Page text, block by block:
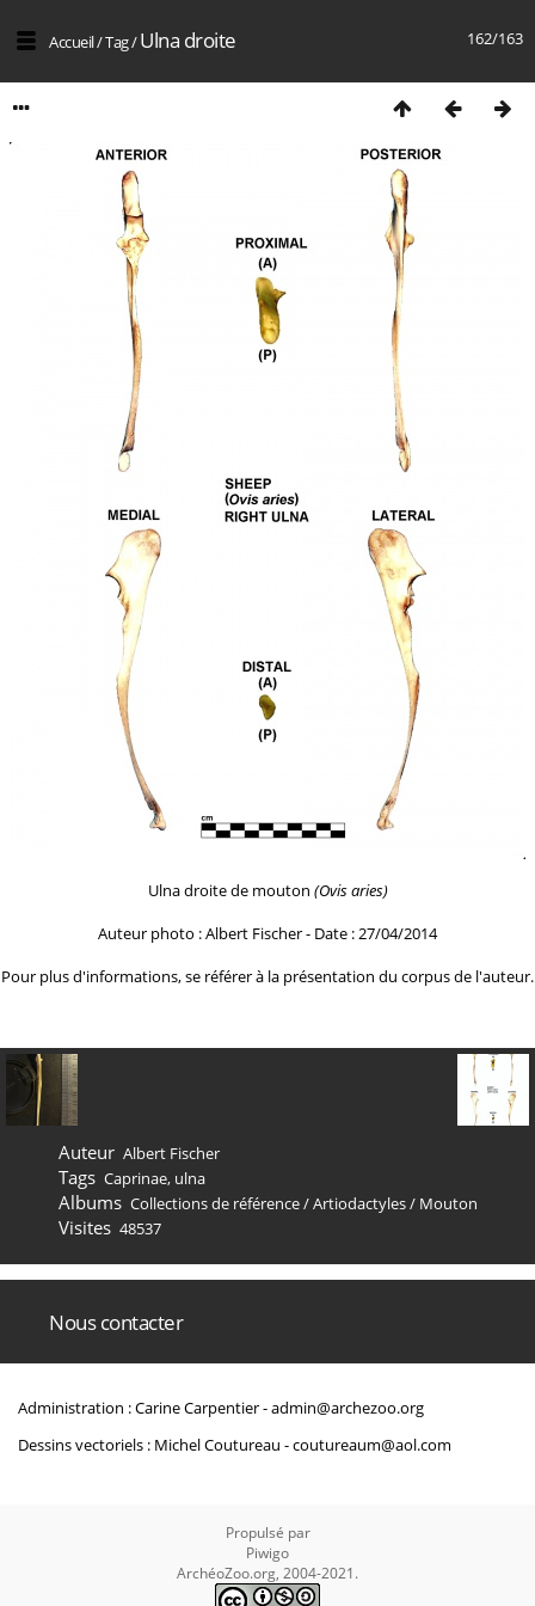
162/163
Accueil/Tag/Ulna droite
Ulna droite de mouton (Ovis aries)
Auteur photo : Albert Fischer - Date : 27/04/2014
Pour plus d'informations, se référer à la présentation du corpus de l'auteur.
Auteur Albert Fischer
Tags Caprinae, ulna
Albums Collections de référence/Artiodactyles/ Mouton
Visites 48537
Nous contacter
Administration : Carine Carpentier -admin@archezoo.org
Dessins vectoriels : Michel Coutureau -coutureaum@aol.com
Propulsé par
Piwigo
ArchéoZoo.org, 2004-2021.